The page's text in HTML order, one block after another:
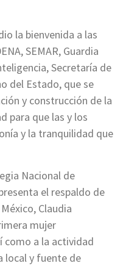
la bienvenida a las
SEMAR, Guardia
Secretaría de
del Estado, que se
y construcción de la
para que las y los
y la tranquilidad que
Nacional de
el respaldo de
Claudia
mujer
como a la actividad
local y fuente de